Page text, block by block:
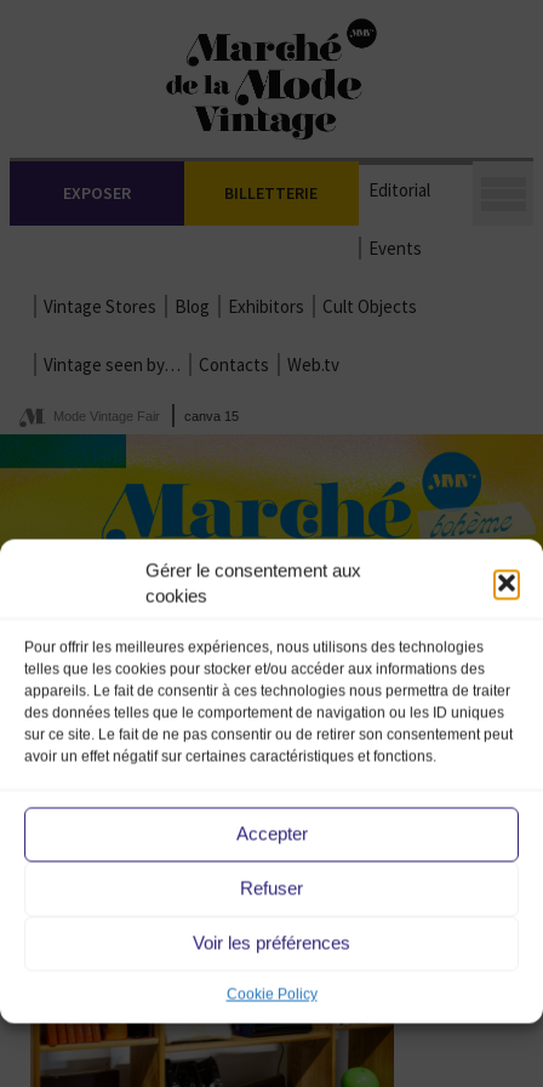
Gérer le consentement aux
cookies
Pour offrir les meilleures expériences, nous utilisons des technologies
telles que les cookies pour stocker et/ou accéder aux informations des
appareils. Le fait de consentir à ces technologies nous permettra de traiter
des données telles que le comportement de navigation ou les ID uniques
sur ce site. Le fait de ne pas consentir ou de retirer son consentement peut
avoir un effet négatif sur certaines caractéristiques et fonctions.
Accepter
Refuser
Voir les préférences
Cookie Policy
EXPOSER BILLETTERIE Editorial
Events
Vintage Stores Blog Exhibitors Cult Objects
Vintage seen by… Contacts Web.tv
Mode Vintage Fair canva 15